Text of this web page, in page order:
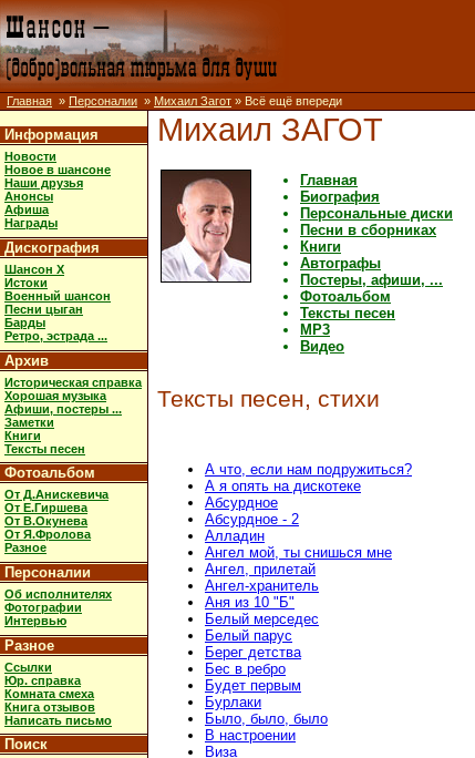
Главная » Персоналии » Михаил Загот » Всё ещё впереди
Информация
Новости
Новое в шансоне
Наши друзья
Анонсы
Афиша
Награды
Дискография
Шансон X
Истоки
Военный шансон
Песни цыган
Барды
Ретро, эстрада ...
Архив
Историческая справка
Хорошая музыка
Афиши, постеры ...
Заметки
Книги
Тексты песен
Фотоальбом
От Д.Анискевича
От Е.Гиршева
От В.Окунева
От Я.Фролова
Разное
Персоналии
Об исполнителях
Фотографии
Интервью
Разное
Ссылки
Юр. справка
Комната смеха
Книга отзывов
Написать письмо
Поиск
Михаил ЗАГОТ
Главная
Биография
Персональные диски
Песни в сборниках
Книги
Автографы
Постеры, афиши, ...
Фотоальбом
Тексты песен
MP3
Видео
Тексты песен, стихи
А что, если нам подружиться?
А я опять на дискотеке
Абсурдное
Абсурдное - 2
Алладин
Ангел мой, ты снишься мне
Ангел, прилетай
Ангел-хранитель
Аня из 10 "Б"
Белый мерседес
Белый парус
Берег детства
Бес в ребро
Будет первым
Бурлаки
Было, было, было
В настроении
Виза